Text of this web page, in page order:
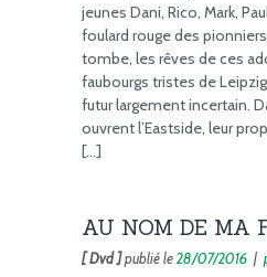
jeunes Dani, Rico, Mark,
foulard rouge des
tombe, les rêves de ces
faubourgs tristes de
futur largement incertain.
ouvrent l’Eastside, leur
[…]
AU NOM DE MA
[ Dvd ]publié le28/07/2016 |